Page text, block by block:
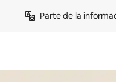
Parte de la